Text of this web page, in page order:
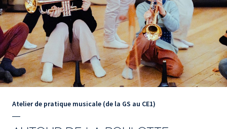
Atelier de pratique musicale (de la GS au CE1)